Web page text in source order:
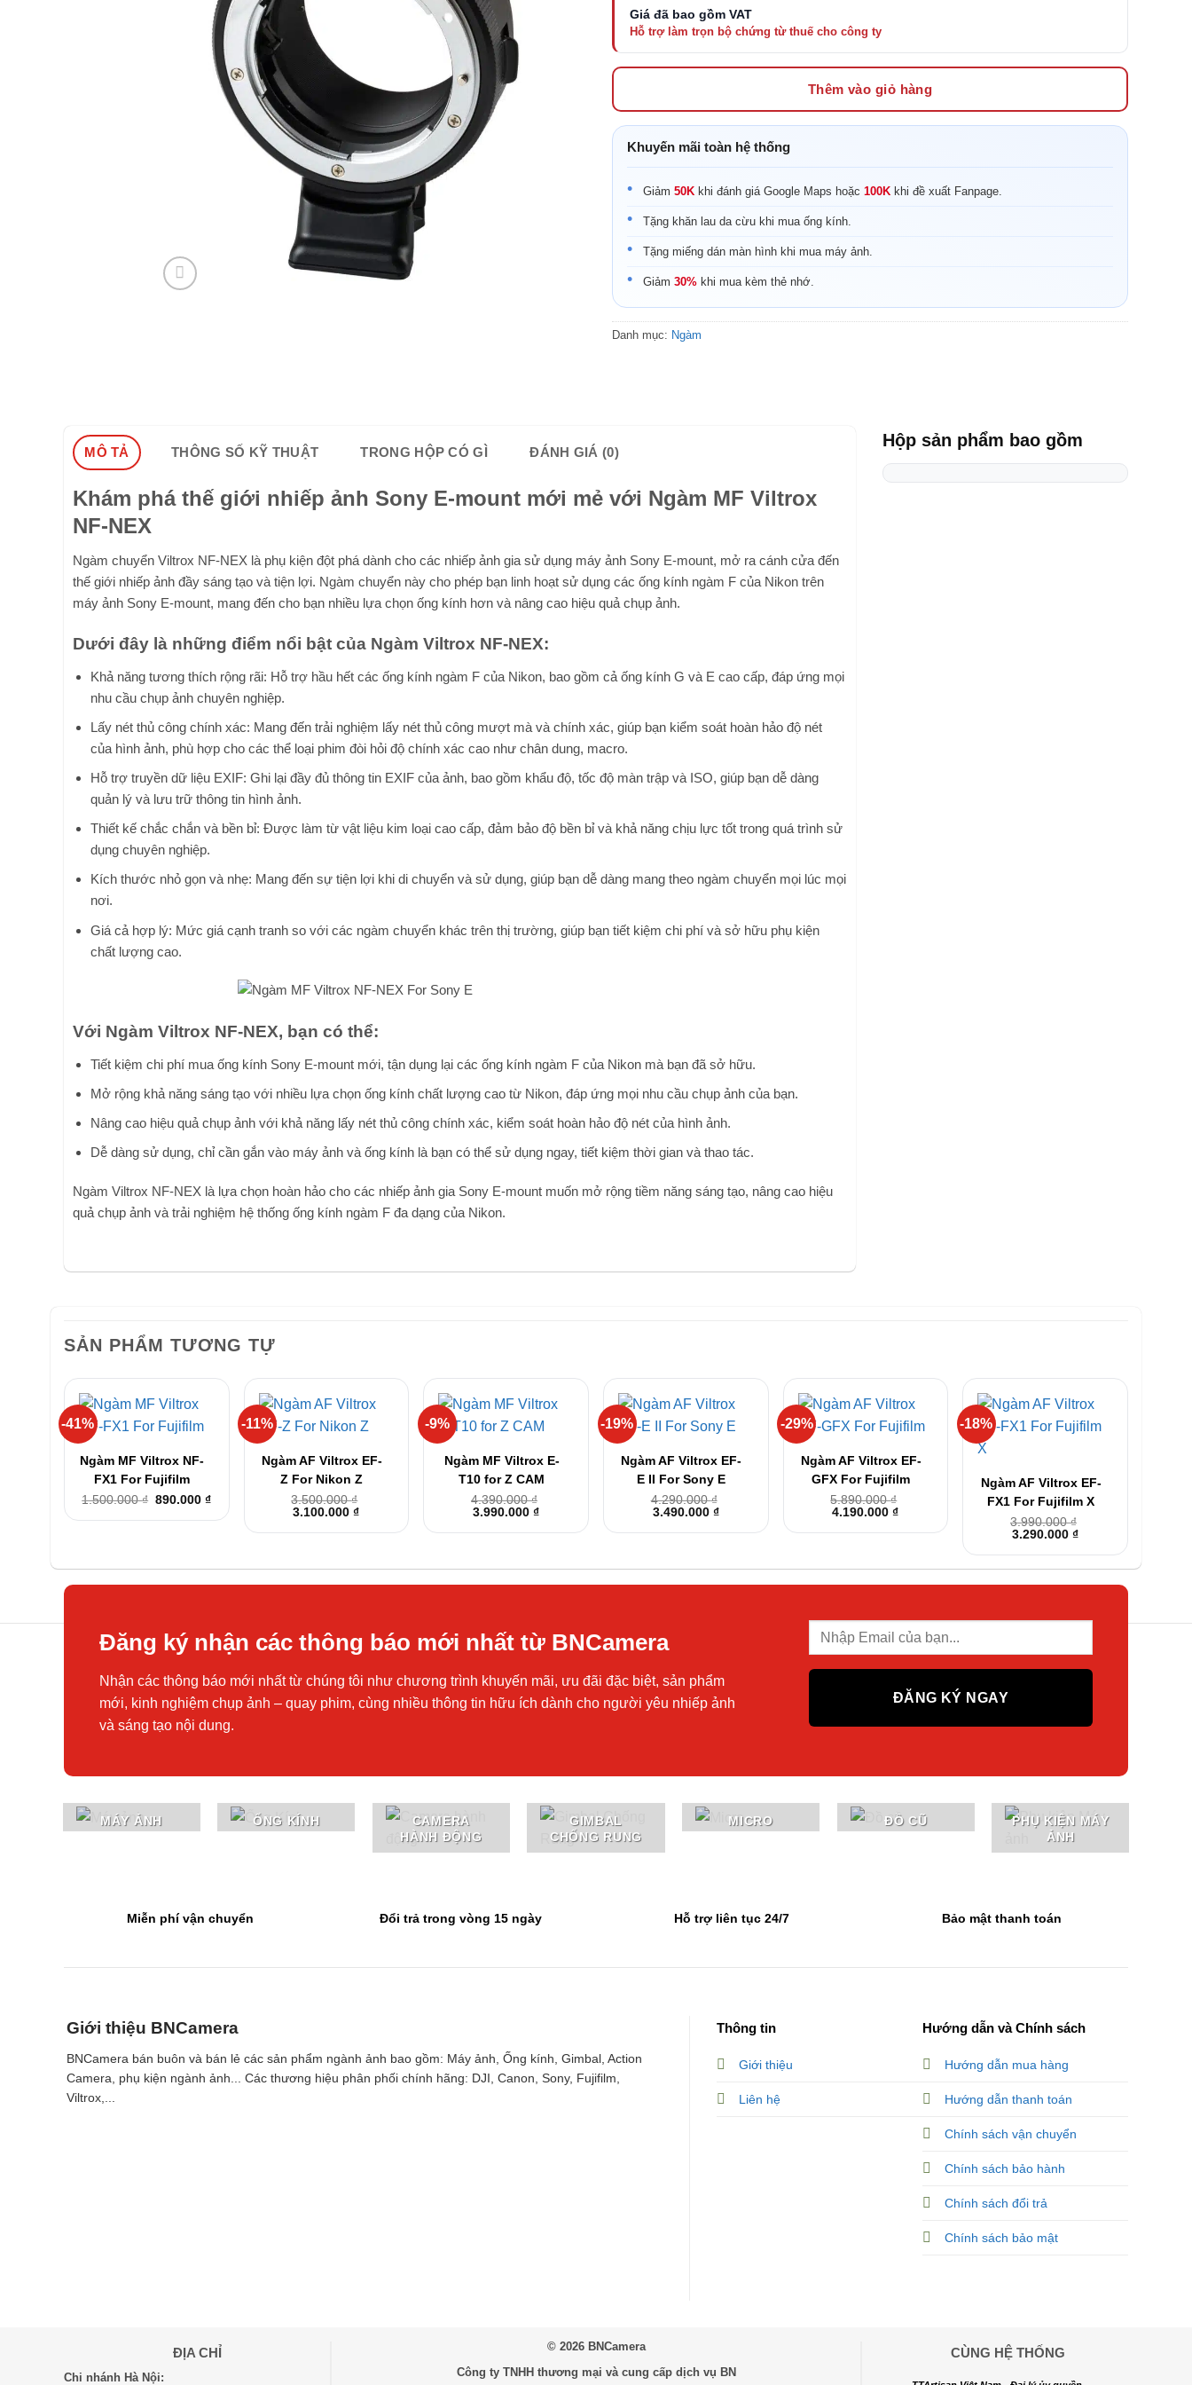
Thêm vào giỏ hàng
Khuyến mãi toàn hệ thống
Giảm 50K khi đánh giá Google Maps hoặc 100K khi đề xuất Fanpage.
Tặng khăn lau da cừu khi mua ống kính.
Tặng miếng dán màn hình khi mua máy ảnh.
Giảm 30% khi mua kèm thẻ nhớ.
Danh mục: Ngàm
MÔ TẢ THÔNG SỐ KỸ THUẬT TRONG HỘP CÓ GÌ ĐÁNH GIÁ (0)
Khám phá thế giới nhiếp ảnh Sony E-mount mới mẻ với Ngàm MF Viltrox
NF-NEX
Ngàm chuyển Viltrox NF-NEX là phụ kiện đột phá dành cho các nhiếp ảnh gia sử dụng máy ảnh Sony E-mount, mở ra cánh cửa đến
thế giới nhiếp ảnh đầy sáng tạo và tiện lợi. Ngàm chuyển này cho phép bạn linh hoạt sử dụng các ống kính ngàm F của Nikon trên
máy ảnh Sony E-mount, mang đến cho bạn nhiều lựa chọn ống kính hơn và nâng cao hiệu quả chụp ảnh.
Dưới đây là những điểm nổi bật của Ngàm Viltrox NF-NEX:
Khả năng tương thích rộng rãi: Hỗ trợ hầu hết các ống kính ngàm F của Nikon, bao gồm cả ống kính G và E cao cấp, đáp ứng mọi
nhu cầu chụp ảnh chuyên nghiệp.
Lấy nét thủ công chính xác: Mang đến trải nghiệm lấy nét thủ công mượt mà và chính xác, giúp bạn kiểm soát hoàn hảo độ nét
của hình ảnh, phù hợp cho các thể loại phim đòi hỏi độ chính xác cao như chân dung, macro.
Hỗ trợ truyền dữ liệu EXIF: Ghi lại đầy đủ thông tin EXIF của ảnh, bao gồm khẩu độ, tốc độ màn trập và ISO, giúp bạn dễ dàng
quản lý và lưu trữ thông tin hình ảnh.
Thiết kế chắc chắn và bền bỉ: Được làm từ vật liệu kim loại cao cấp, đảm bảo độ bền bỉ và khả năng chịu lực tốt trong quá trình sử
dụng chuyên nghiệp.
Kích thước nhỏ gọn và nhẹ: Mang đến sự tiện lợi khi di chuyển và sử dụng, giúp bạn dễ dàng mang theo ngàm chuyển mọi lúc mọi
nơi.
Giá cả hợp lý: Mức giá cạnh tranh so với các ngàm chuyển khác trên thị trường, giúp bạn tiết kiệm chi phí và sở hữu phụ kiện
chất lượng cao.
Với Ngàm Viltrox NF-NEX, bạn có thể:
Tiết kiệm chi phí mua ống kính Sony E-mount mới, tận dụng lại các ống kính ngàm F của Nikon mà bạn đã sở hữu.
Mở rộng khả năng sáng tạo với nhiều lựa chọn ống kính chất lượng cao từ Nikon, đáp ứng mọi nhu cầu chụp ảnh của bạn.
Nâng cao hiệu quả chụp ảnh với khả năng lấy nét thủ công chính xác, kiểm soát hoàn hảo độ nét của hình ảnh.
Dễ dàng sử dụng, chỉ cần gắn vào máy ảnh và ống kính là bạn có thể sử dụng ngay, tiết kiệm thời gian và thao tác.
Ngàm Viltrox NF-NEX là lựa chọn hoàn hảo cho các nhiếp ảnh gia Sony E-mount muốn mở rộng tiềm năng sáng tạo, nâng cao hiệu
quả chụp ảnh và trải nghiệm hệ thống ống kính ngàm F đa dạng của Nikon.
Hộp sản phẩm bao gồm
SẢN PHẨM TƯƠNG TỰ
-41% +
Ngàm MF Viltrox NF-
FX1 For Fujifilm
1.500.000₫ Giá
là:
890.000₫Giá
hiện
tại
-11% +
Ngàm AF Viltrox EF-
Z For Nikon Z
3.500.000₫
Giá
là:
3.100.000₫Giá
tại
-9% +
Ngàm MF Viltrox E-
T10 for Z CAM
4.390.000₫
Giá
là:
3.990.000₫Giá
tại
-19% +
Ngàm AF Viltrox EF-
E II For Sony E
4.290.000₫
Giá
là:
3.490.000 ₫Giá
tại
-29% +
Ngàm AF Viltrox EF-
GFX For Fujifilm
5.890.000₫
Giá
là:
4.190.000₫Giá
tại
-18%
Ngàm AF Viltrox EF-
FX1 For Fujifilm X
3.990.000₫
Giá
là:
3.990.000 ₫.
3.290.000₫Giá
tại
là:
3.290.000 ₫.
Đăng ký nhận các thông báo mới nhất từ BNCamera
Nhận các thông báo mới nhất từ chúng tôi như chương trình khuyến mãi, ưu đãi đặc biệt, sản phẩm
mới, kinh nghiệm chụp ảnh – quay phim, cùng nhiều thông tin hữu ích dành cho người yêu nhiếp ảnh
và sáng tạo nội dung.
MÁY ẢNH ỐNG KÍNH
CAMERA
HÀNH ĐỘNG
GIMBAL
CHỐNG RUNG
MICRO ĐỒ CŨ
PHỤ KIỆN MÁY
ẢNH
Miễn phí vận chuyển Đổi trả trong vòng 15 ngày Hỗ trợ liên tục 24/7 Bảo mật thanh toán
Giới thiệu BNCamera
BNCamera bán buôn và bán lẻ các sản phẩm ngành ảnh bao gồm: Máy ảnh, Ống kính, Gimbal, Action
Camera, phụ kiện ngành ảnh...
Các thương hiệu phân phối chính hãng: DJI, Canon, Sony, Fujifilm,
Viltrox,...
Thông tin
Giới thiệu
Liên hệ
Hướng dẫn và Chính sách
Hướng dẫn mua hàng
Hướng dẫn thanh toán
Chính sách vận chuyển
Chính sách bảo hành
Chính sách đổi trả
Chính sách bảo mật
ĐỊA CHỈ
Chi nhánh Hà Nội:
© 2026 BNCamera
Công ty TNHH thương mại và cung cấp dịch vụ BN
CÙNG HỆ THỐNG